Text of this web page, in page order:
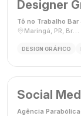
Designer
Tô no Trabalho
Maringá, PR, Brasil
DESIGN GRÁFICO
Social
Agência Parabólica